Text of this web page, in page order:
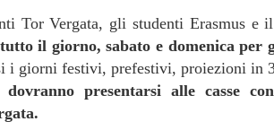
Tor Vergata, gli studenti Erasmus e
il giorno, sabato e domenica per
i giorni festivi, prefestivi, proiezioni in
presentarsi alle casse